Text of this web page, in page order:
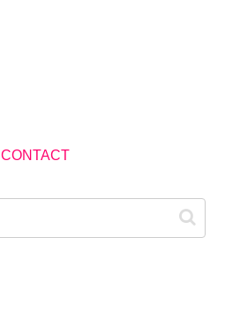
CONTACT